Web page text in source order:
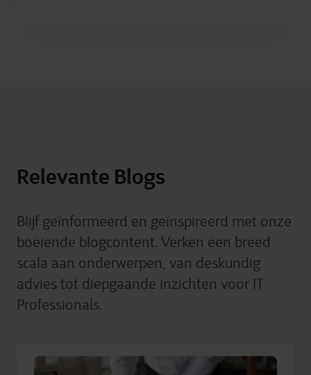
Relevante Blogs
Blijf geïnformeerd en geïnspireerd met onze
boeiende blogcontent. Verken een breed
scala aan onderwerpen, van deskundig
advies tot diepgaande inzichten voor IT
Professionals.